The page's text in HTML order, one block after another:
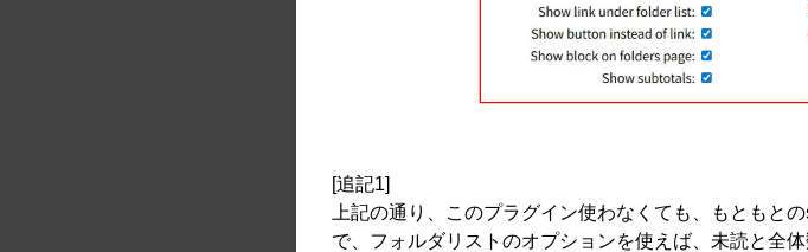
[追記1]
上記の通り、このプラグイン使わなくても、もともと
で、フォルダリストのオプションを使えば、未読と全